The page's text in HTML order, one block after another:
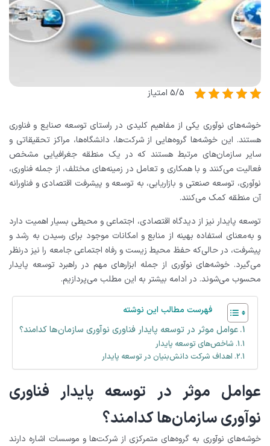
5/5 امتیاز
خوشه‌های نوآوری یکی از مفاهیم کلیدی در راستای توسعه صنایع و فناوری
هستند. این خوشه‌ها گروه‌هایی از شرکت‌ها، دانشگاه‌ها، مراکز تحقیقاتی و
سایر سازمان‌های مرتبط هستند که در یک منطقه جغرافیایی مشخص
فعالیت می‌کنند و با همکاری و تعامل در زمینه‌های مختلف، از جمله فناوری،
نوآوری، توسعه صنعتی و بازاریابی، به توسعه و پیشرفت اقتصادی و فناورانه
آن منطقه کمک می‌کنند.
توسعه پایدار نیز از دیدگاه اقتصادی، اجتماعی و محیطی بسیار اهمیت دارد
و به‌معنای استفاده بهینه از منابع و امکانات موجود برای رسیدن به رشد و
پیشرفت، در حالی‌که حفظ محیط زیست و رفاه اجتماعی جامعه را نیز درنظر
می‌گیرد. خوشه‌های نوآوری از جمله ابزارهای مهم در راهبرد توسعه پایدار
محسوب می‌شوند. در ادامه بیشتر به این مطلب می‌پردازیم.
فهرست مطالب این نوشته
عوامل موثر در توسعه پایدار فناوری نوآوری سازمان‌ها کدامند؟
شاخص‌های توسعه پایدار
اهداف شرکت دانش‌بنیان در توسعه پایدار
عوامل موثر در توسعه پایدار فناوری
نوآوری سازمان‌ها کدامند؟
خوشه‌های نوآوری به گروه‌های متمرکزی از شرکت‌ها و موسسات اشاره دارند